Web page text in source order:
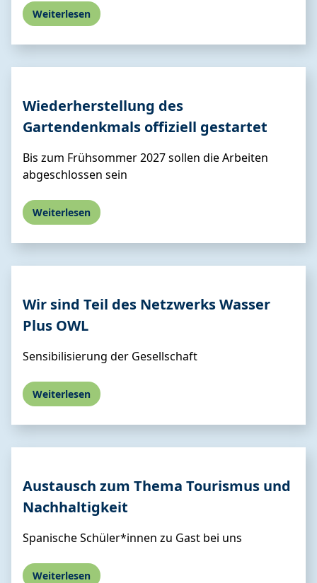
Weiterlesen
Wiederher­stellung des
Gartendenkmals offiziell gestartet
Bis zum Frühsommer 2027 sollen die Arbeiten
abgeschlossen sein
Weiterlesen
Wir sind Teil des Netzwerks Wasser
Plus OWL
Sensibilisierung der Gesellschaft
Weiterlesen
Austausch zum Thema Tourismus und
Nachhaltigkeit
Spanische Schüler*innen zu Gast bei uns
Weiterlesen